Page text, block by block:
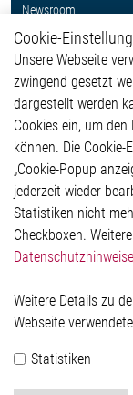
Newsroom
Weitere Links
Glossar
Kontakt
Impressum
Datenschutzerklärung
Cookie-Popup
Elmos Semiconductor
Werkstättenstraße 18
Telefon: +49 (0) 2171 /
Cookie-
Unsere Webseite
zwingend gesetzt
dargestellt werden
Cookies ein, um
können. Die
„Cookie-Popup
jederzeit wieder
Statistiken nicht
Checkboxen.
Weitere Details zu
Webseite
Statistiken